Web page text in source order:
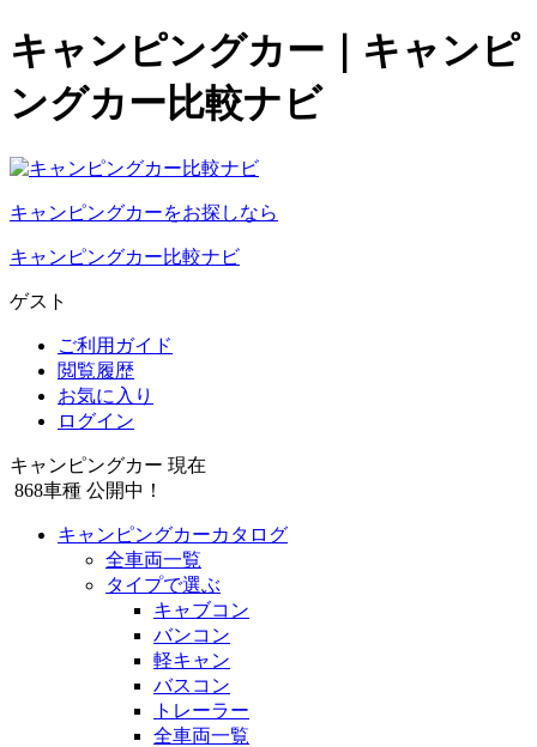
キャンピングカー｜キャンピ
ングカー比較ナビ
キャンピングカーをお探しなら
キャンピングカー比較ナビ
ゲスト
ご利用ガイド
閲覧履歴
お気に入り
ログイン
キャンピングカー 現在
868車種 公開中！
キャンピングカーカタログ
全車両一覧
タイプで選ぶ
キャブコン
バンコン
軽キャン
バスコン
トレーラー
全車両一覧